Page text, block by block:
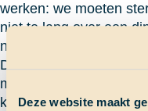
Deze website maakt
werken: we moeten
niet te lang over een
niet door elkaar heen
De zwarte pieten
middendek. “Ik vind
kleur is